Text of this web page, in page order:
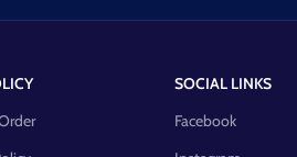
SOCIAL LINKS
Facebook